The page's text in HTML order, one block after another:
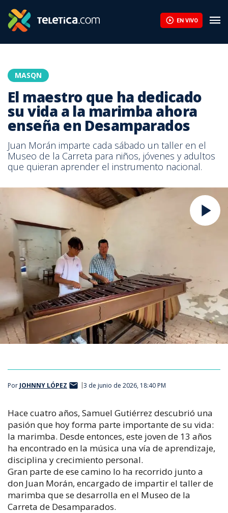
EN VIVO
MASQN
El maestro que ha dedicado
su vida a la marimba ahora
enseña en Desamparados
Juan Morán imparte cada sábado un taller en el
Museo de la Carreta para niños, jóvenes y adultos
que quieran aprender el instrumento nacional.
Por JOHNNY LÓPEZ 3 de junio de 2026, 18:40 PM
Hace cuatro años, Samuel Gutiérrez descubrió una
pasión que hoy forma parte importante de su vida:
la marimba. Desde entonces, este joven de 13 años
ha encontrado en la música una vía de aprendizaje,
disciplina y crecimiento personal.
Gran parte de ese camino lo ha recorrido junto a
don Juan Morán, encargado de impartir el taller de
marimba que se desarrolla en el Museo de la
Carreta de Desamparados.